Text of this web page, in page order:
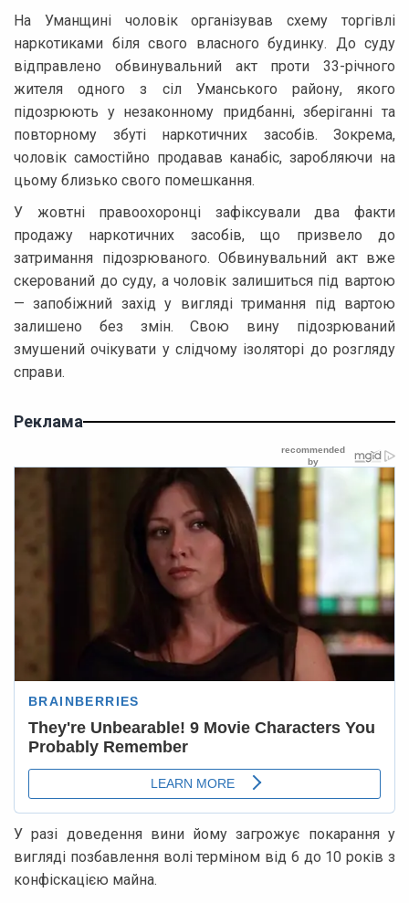
На Уманщині чоловік організував схему торгівлі
наркотиками біля свого власного будинку. До суду
відправлено обвинувальний акт проти 33-річного
жителя одного з сіл Уманського району, якого
підозрюють у незаконному придбанні, зберіганні та
повторному збуті наркотичних засобів. Зокрема,
чоловік самостійно продавав канабіс, заробляючи на
цьому близько свого помешкання.
У жовтні правоохоронці зафіксували два факти
продажу наркотичних засобів, що призвело до
затримання підозрюваного. Обвинувальний акт вже
скерований до суду, а чоловік залишиться під вартою
— запобіжний захід у вигляді тримання під вартою
залишено без змін. Свою вину підозрюваний
змушений очікувати у слідчому ізоляторі до розгляду
справи.
Реклама
У разі доведення вини йому загрожує покарання у
вигляді позбавлення волі терміном від 6 до 10 років з
конфіскацією майна.